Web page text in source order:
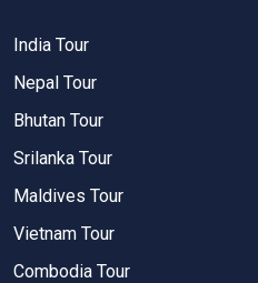
India Tour
Nepal Tour
Bhutan Tour
Srilanka Tour
Maldives Tour
Vietnam Tour
Combodia Tour